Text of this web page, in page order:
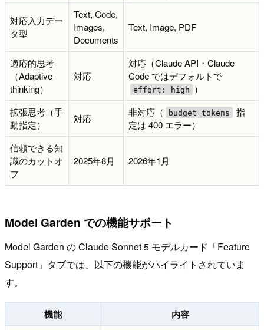
対応入力デー
タ型
Text, Code,
Images,
Documents
Text, Image, PDF
適応的思考
（Adaptive
thinking）
対応
対応（Claude API・Claude
Code ではデフォルトで
effort: high
）
拡張思考（手
動指定）
対応
非対応（ budget_tokens
指
定は 400 エラー）
信頼できる知
識のカットオ
フ
2025年8月 2026年1月
Model Garden での機能サポート
Model Garden の Claude Sonnet 5 モデルカード「Feature
Support」タブでは、以下の機能がハイライトされていま
す。
機能 内容